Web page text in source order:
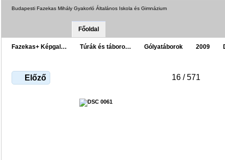
Budapesti Fazekas Mihály Gyakorló Általános Iskola és Gimnázium
Főoldal
Fazekas+ Képgal… Túrák és táboro… Gólyatáborok 2009
Előző 16 / 571